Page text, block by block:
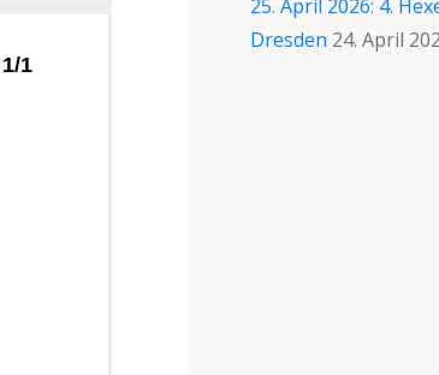
25. April 2026: 4.
Dresden 24. April